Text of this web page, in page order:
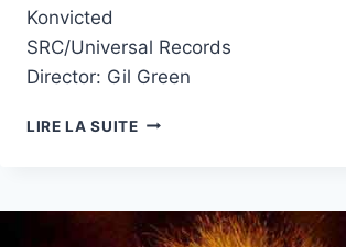
Konvicted
SRC/Universal Records
Director: Gil Green
LIRE LA SUITECLIP
« DON’T
MATTER »